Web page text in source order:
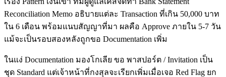
Reconciliation Memo อธิบายแต่ละ Transaction ที่เกิน 50,000 บาท
ใน 6 เดือน พร้อมแนบสัญญาที่มา ผลคือ Approve ภายใน 5-7 วัน
แม้จะเป็นรอบสองหลังถูกขอ Documentation เพิ่ม
ในแง่ Documentation มองโกเลีย ขอ พาสปอร์ต / Invitation เป็น
ชุด Standard แต่เจ้าหน้าที่กงสุลจะเรียกเพิ่มเมื่อเจอ Red Flag ยก